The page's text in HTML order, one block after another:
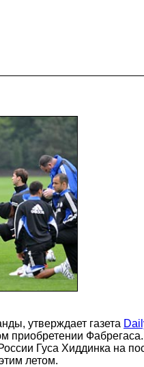
утверждает газета
приобретении Фабрегаса.
Гуса Хиддинка на
летом.